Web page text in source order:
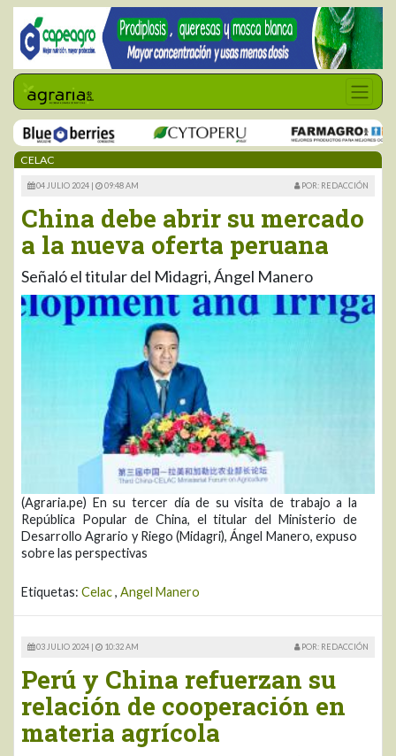
CELAC
04 JULIO 2024 | 09:48 AM POR: REDACCIÓN
China debe abrir su mercado
a la nueva oferta peruana
Señaló el titular del Midagri, Ángel Manero
(Agraria.pe) En su tercer día de su visita de trabajo a la
República Popular de China, el titular del Ministerio de
Desarrollo Agrario y Riego (Midagri), Ángel Manero, expuso
sobre las perspectivas
Etiquetas: Celac, Angel Manero
03 JULIO 2024 | 10:32 AM POR: REDACCIÓN
Perú y China refuerzan su
relación de cooperación en
materia agrícola